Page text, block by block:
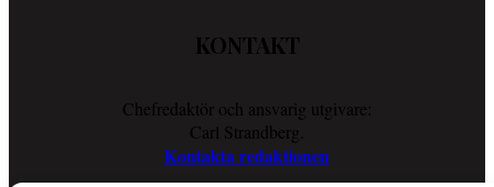
KONTAKT
Chefredaktör och ansvarig utgivare:
Carl Strandberg.
Kontakta redaktionen